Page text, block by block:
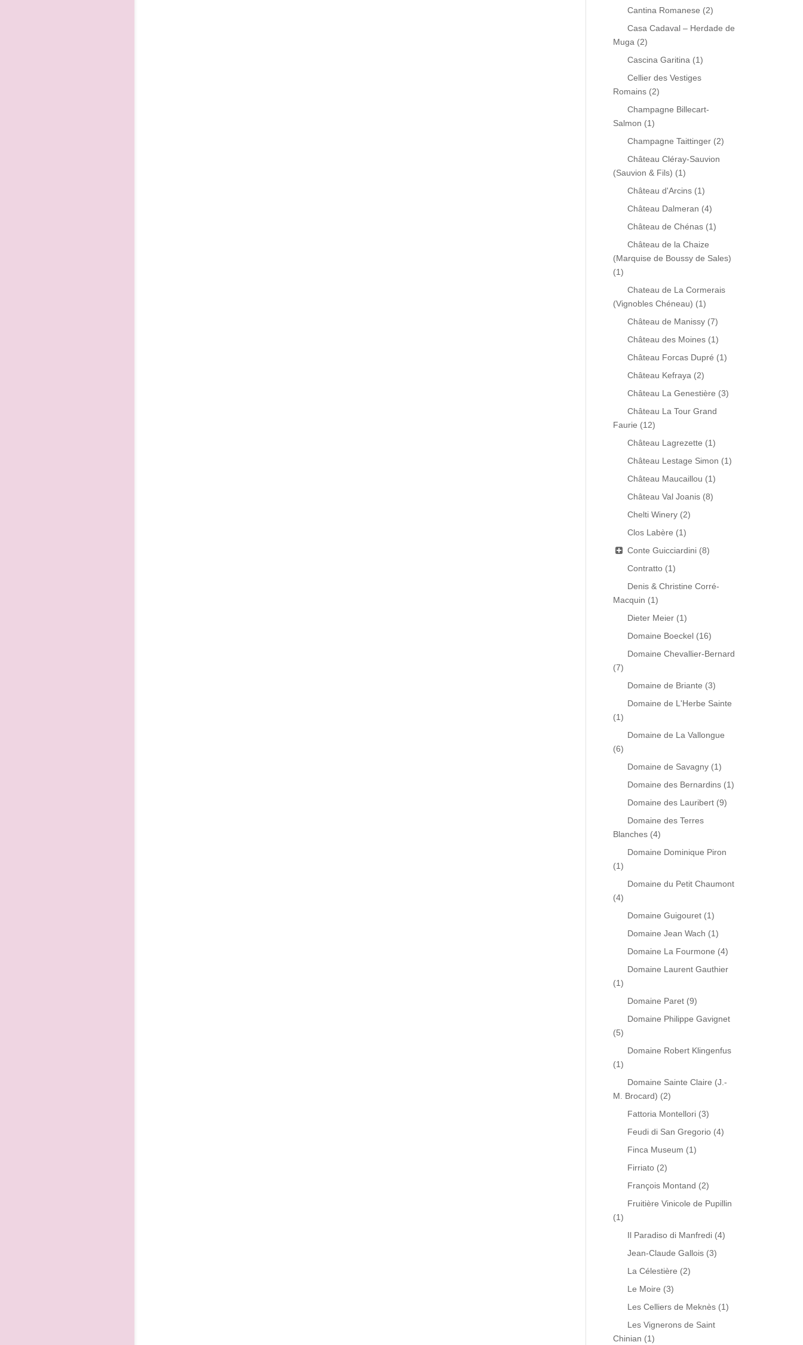
Cantina Romanese (2)
Casa Cadaval – Herdade de
Muga (2)
Cascina Garitina (1)
Cellier des Vestiges
Romains (2)
Champagne Billecart-
Salmon (1)
Champagne Taittinger (2)
Château Cléray-Sauvion
(Sauvion & Fils) (1)
Château d'Arcins (1)
Château Dalmeran (4)
Château de Chénas (1)
Château de la Chaize
(Marquise de Boussy de Sales)
(1)
Chateau de La Cormerais
(Vignobles Chéneau) (1)
Château de Manissy (7)
Château des Moines (1)
Château Forcas Dupré (1)
Château Kefraya (2)
Château La Genestière (3)
Château La Tour Grand
Faurie (12)
Château Lagrezette (1)
Château Lestage Simon (1)
Château Maucaillou (1)
Château Val Joanis (8)
Chelti Winery (2)
Clos Labère (1)
Conte Guicciardini (8)
Contratto (1)
Denis & Christine Corré-
Macquin (1)
Dieter Meier (1)
Domaine Boeckel (16)
Domaine Chevallier-Bernard
(7)
Domaine de Briante (3)
Domaine de L'Herbe Sainte
(1)
Domaine de La Vallongue
(6)
Domaine de Savagny (1)
Domaine des Bernardins (1)
Domaine des Lauribert (9)
Domaine des Terres
Blanches (4)
Domaine Dominique Piron
(1)
Domaine du Petit Chaumont
(4)
Domaine Guigouret (1)
Domaine Jean Wach (1)
Domaine La Fourmone (4)
Domaine Laurent Gauthier
(1)
Domaine Paret (9)
Domaine Philippe Gavignet
(5)
Domaine Robert Klingenfus
(1)
Domaine Sainte Claire (J.-
M. Brocard) (2)
Fattoria Montellori (3)
Feudi di San Gregorio (4)
Finca Museum (1)
Firriato (2)
François Montand (2)
Fruitière Vinicole de Pupillin
(1)
Il Paradiso di Manfredi (4)
Jean-Claude Gallois (3)
La Célestière (2)
Le Moire (3)
Les Celliers de Meknès (1)
Les Vignerons de Saint
Chinian (1)